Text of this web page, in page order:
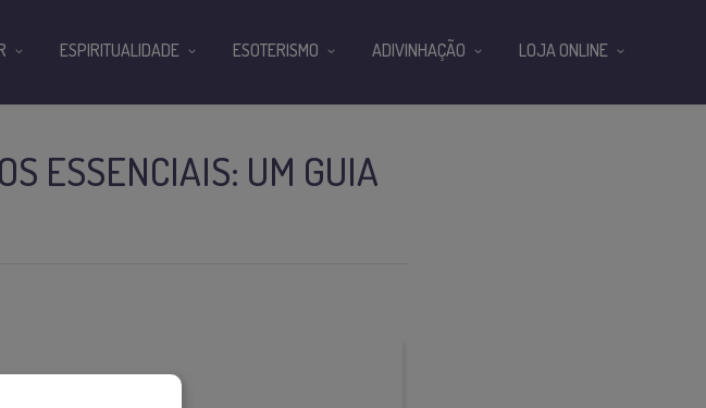
ESSENCIAIS: UM GUIA
ESPIRITUALIDADE ESOTERISMO ADIVINHAÇÃO LOJA ONLINE